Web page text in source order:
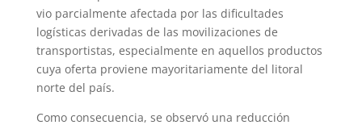
vio parcialmente afectada por las dificultades
logísticas derivadas de las movilizaciones de
transportistas, especialmente en aquellos productos
cuya oferta proviene mayoritariamente del litoral
norte del país.
Como consecuencia, se observó una reducción